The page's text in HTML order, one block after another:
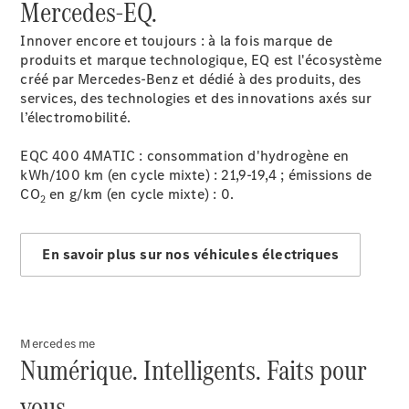
Après-vente
Benz
Services
d'entretien
Accessoires
Prendre un
Distributeur
Mercedes-EQ.
Innover encore et toujours : à la fois marque de
produits et marque technologique, EQ est l'écosystème
créé par Mercedes-Benz et dédié à des produits, des
services, des technologies et des innovations axés sur
l’électromobilité.
EQC 400 4MATIC : consommation d'hydrogène en
kWh/100 km (en cycle mixte) : 21,9-19,4 ; émissions de
CO2 en g/km (en cycle mixte) : 0.
En savoir plus sur nos véhicules électriques
Mercedes me
Numérique. Intelligents. Faits pour